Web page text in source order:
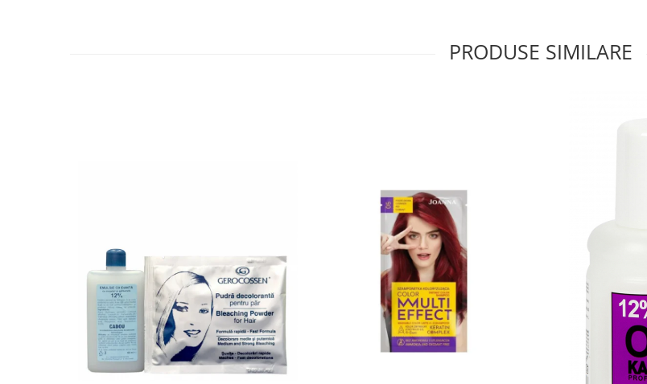
PRODUSE SIMILARE